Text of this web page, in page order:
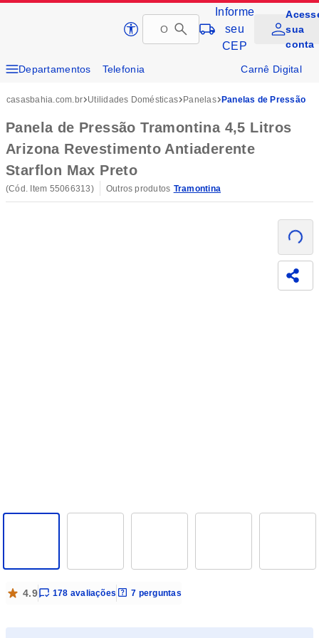
principal
Página inicial da Casas Bahia
Informe
seu
CEP
sua
conta
Departamentos Telefonia
Eletrodomésticos Tvs e Vídeo
Móveis Eletroportáteis Cupom
Carnê Digital
Cartão Casas Bahia
Compra Corporativa
Soluções e Serviços
casasbahia.com.br Utilidades Domésticas Panelas Panelas de Pressão
Panela de Pressão Tramontina 4,5 Litros
Arizona Revestimento Antiaderente
Starflon Max Preto
(Cód. Item 55066313) Outros produtos Tramontina
Carregando
4.9 de 5 estrelas
4.9
com 178 avaliações
178 avaliações
com 7 perguntas
7 perguntas